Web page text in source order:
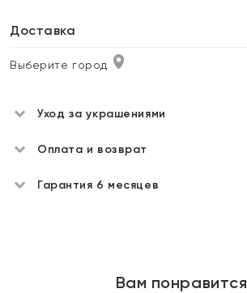
Доставка
Выберите город
Уход за украшениями
Оплата и возврат
Гарантия 6 месяцев
Вам понравится